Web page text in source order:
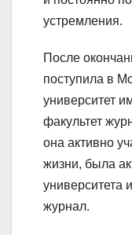
устремления.
После
поступила в
университет
факультет
она активно
жизни, была
университета
журнал.